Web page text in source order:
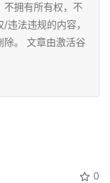
不拥有所有权，不
法违规的内容，
除。 文章由激活谷
0